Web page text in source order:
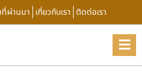
ผ่านมา เกี่ยวกับเรา ติดต่อเรา